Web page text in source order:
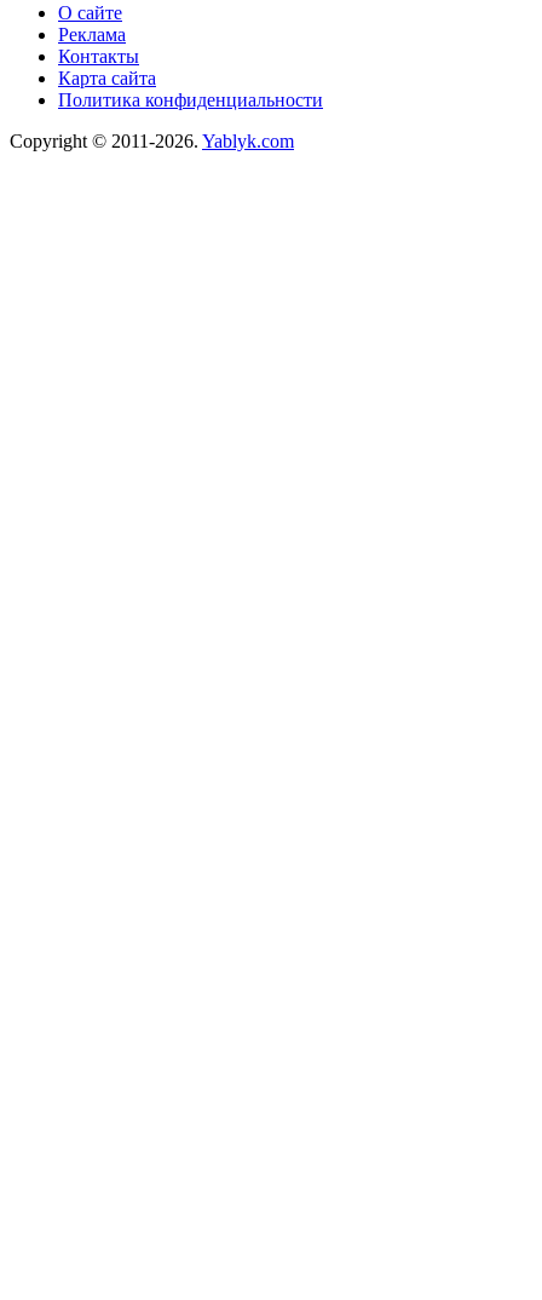
О сайте
Реклама
Контакты
Карта сайта
Политика конфиденциальности
Copyright © 2011-2026. Yablyk.сom